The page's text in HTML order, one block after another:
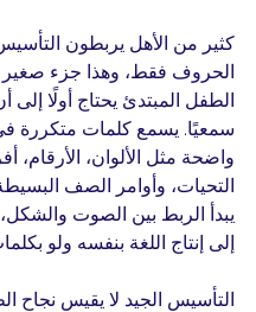
كثير من الأهل يربطون
الحروف فقط، وهذا جزء
الطفل المبتدئ يحتاج أولًا إلى
سمعيًا. يسمع كلمات متكررة
واضحة مثل الألوان، الأرقام،
التحيات، وأوامر الصف
يبدأ الربط بين الصوت
إلى إنتاج اللغة بنفسه ولو
التأسيس الجيد لا يقيس نجاح